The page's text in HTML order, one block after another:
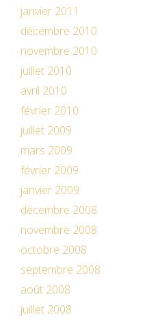
janvier 2011
décembre 2010
novembre 2010
juillet 2010
avril 2010
février 2010
juillet 2009
mars 2009
février 2009
janvier 2009
décembre 2008
novembre 2008
octobre 2008
septembre 2008
août 2008
juillet 2008